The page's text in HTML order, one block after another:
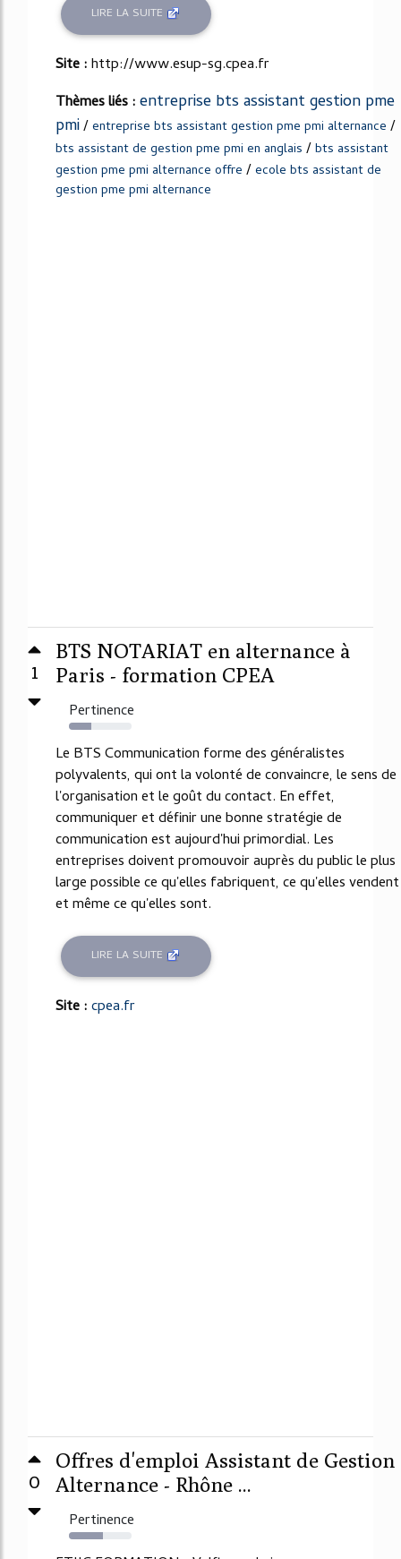
LIRE LA SUITE
Site :http://www.esup-sg.cpea.fr
Thèmes liés :entreprise bts assistant gestion pme
pmi/entreprise bts assistant gestion pme pmi alternance /
bts assistant de gestion pme pmi en anglais /bts assistant
gestion pme pmi alternance offre /ecole bts assistant de
gestion pme pmi alternance
1
BTS NOTARIAT en alternance à
Paris - formation CPEA
Pertinence
35%
Le BTS Communication forme des généralistes
polyvalents, qui ont la volonté de convaincre, le sens de
l'organisation et le goût du contact. En effet,
communiquer et définir une bonne stratégie de
communication est aujourd'hui primordial. Les
entreprises doivent promouvoir auprès du public le plus
large possible ce qu'elles fabriquent, ce qu'elles vendent
et même ce qu'elles sont.
LIRE LA SUITE
Site :cpea.fr
0
Offres d'emploi Assistant de Gestion
Alternance - Rhône ...
Pertinence
54%